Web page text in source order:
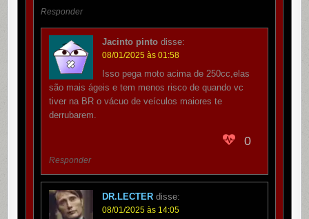
Responder
Jacinto pinto disse:
08/01/2025 às 01:58
Isso pega moto acima de 250cc,elas
são mais ágeis e tem menos risco de quando vc
tiver na BR o vácuo de veículos maiores te
derrubarem.
0
Responder
DR.LECTER disse:
08/01/2025 às 14:05